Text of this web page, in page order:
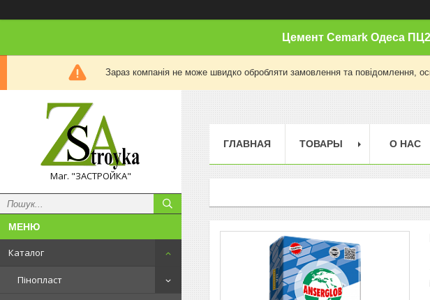
Цемент Cemark Одеса ПЦ2
Зараз компанія не може швидко обробляти замовлення та повідомлення,
Маг. "ЗАСТРОЙКА"
Каталог
Пінопласт
ГЛАВНАЯ ТОВАРЫ О НАС